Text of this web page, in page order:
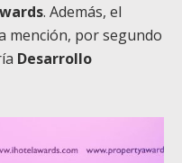
. Además, el
mención, por segundo
Desarrollo